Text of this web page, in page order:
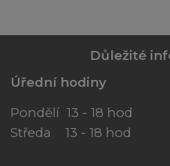
Důležité
Úřední hodiny
Pondělí 13 - 18 hod
Středa 13 - 18 hod